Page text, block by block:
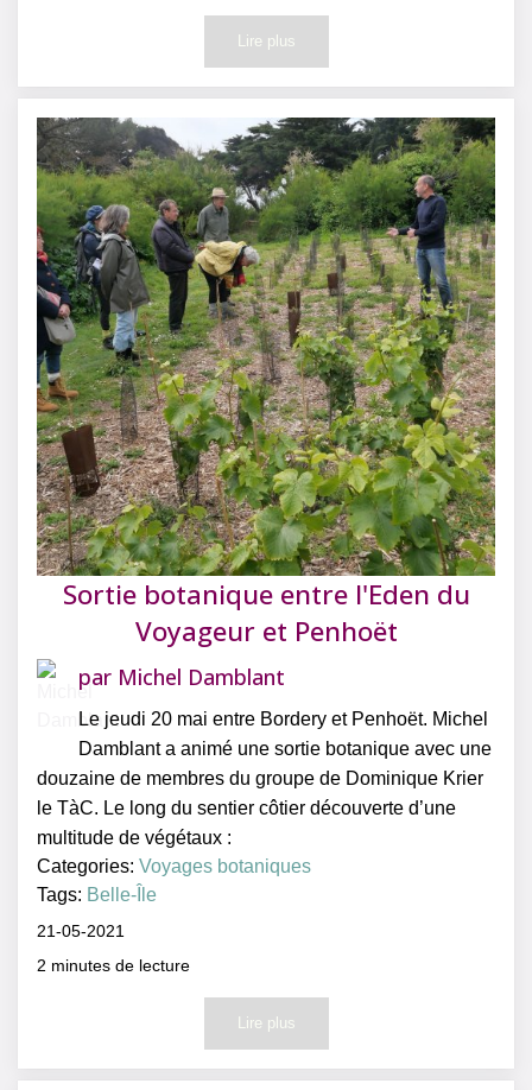
Lire plus
Sortie botanique entre l'Eden du
Voyageur et Penhoët
par Michel Damblant
Le jeudi 20 mai entre Bordery et Penhoët. Michel
Damblant a animé une sortie botanique avec une
douzaine de membres du groupe de Dominique Krier
le TàC. Le long du sentier côtier découverte d’une
multitude de végétaux :
Categories:Voyages botaniques
Tags: Belle-Île
21-05-2021
2 minutes de lecture
Lire plus